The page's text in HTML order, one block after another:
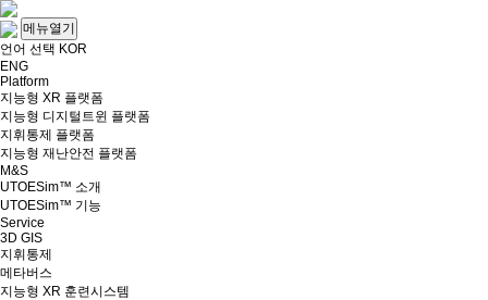
메뉴열기
언어 선택 KOR
ENG
Platform
지능형 XR 플랫폼
지능형 디지털트윈 플랫폼
지휘통제 플랫폼
지능형 재난안전 플랫폼
M&S
UTOESim™ 소개
UTOESim™ 기능
Service
3D GIS
지휘통제
메타버스
지능형 XR 훈련시스템